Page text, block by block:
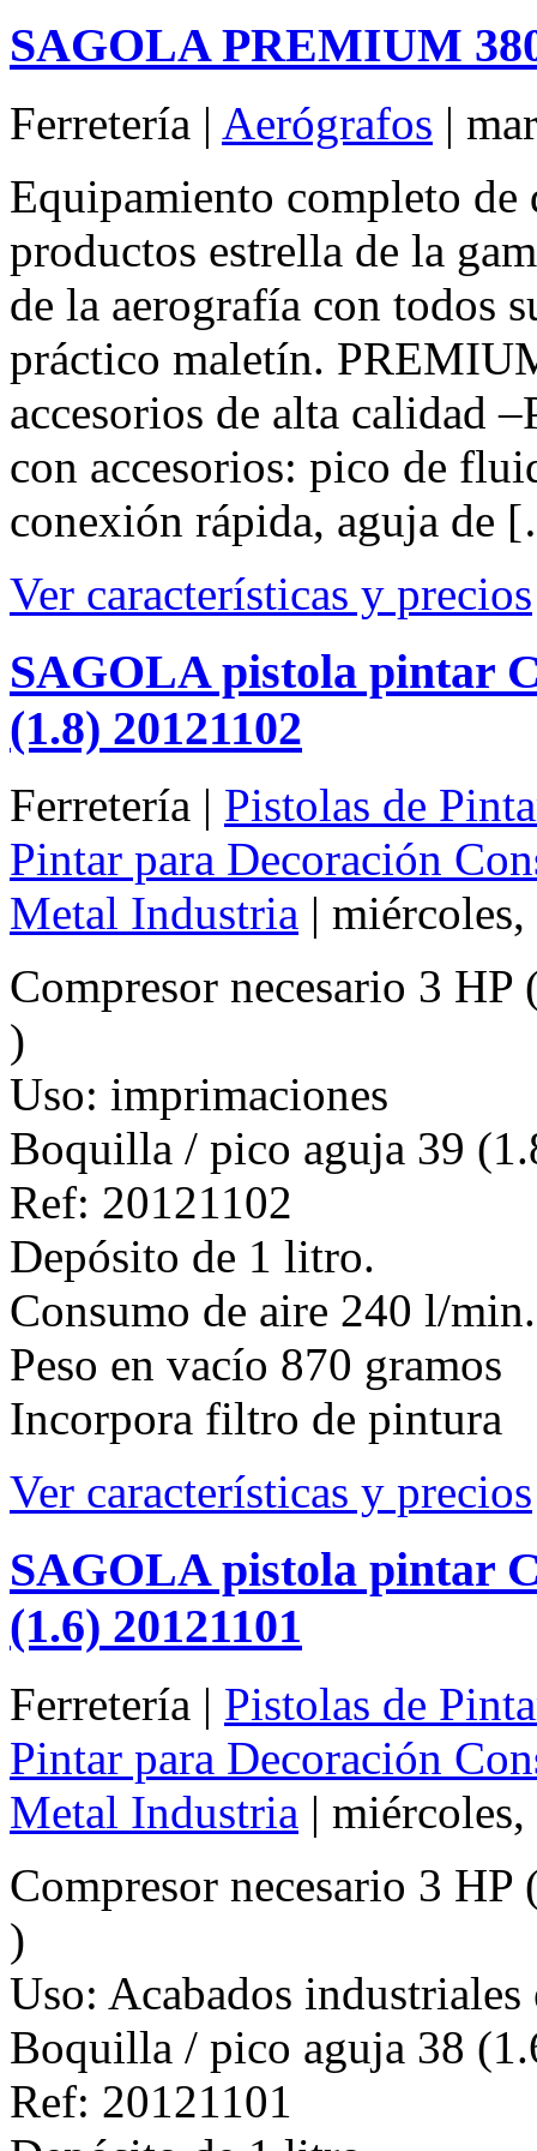
SAGOLA PREMIUM
Ferretería | Aerógrafos |
Equipamiento completo
productos estrella de la
de la aerografía con todos
práctico maletín.
accesorios de alta calidad
con accesorios: pico de
conexión rápida, aguja de
Ver características y precios
SAGOLA pistola pintar
(1.8) 20121102
Ferretería | Pistolas de
Pintar para Decoración
Metal Industria |
Compresor necesario 3
)
Uso: imprimaciones
Boquilla / pico aguja 39
Ref: 20121102
Depósito de 1 litro.
Consumo de aire 240 l/
Peso en vacío 870 gramos
Incorpora filtro de pintura
Ver características y precios
SAGOLA pistola pintar
(1.6) 20121101
Ferretería | Pistolas de
Pintar para Decoración
Metal Industria |
Compresor necesario 3
)
Uso: Acabados
Boquilla / pico aguja 38
Ref: 20121101